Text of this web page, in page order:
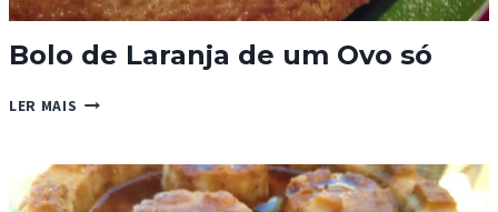
Bolo de Laranja de um Ovo só
LER MAIS BOLO
DE
UM